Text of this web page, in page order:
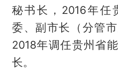
秘书长，2016年任
委、副市长（分管
2018年调任贵州省
长。